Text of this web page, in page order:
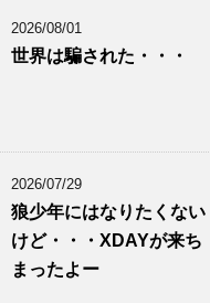
2026/08/01
世界は騙された・・・
2026/07/29
狼少年にはなりたくない
けど・・・XDAYが来ち
まったよー